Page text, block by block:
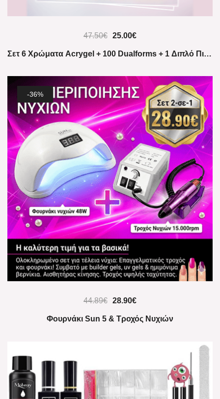
47.50€ 25.00€
Σετ 6 Χρώματα Acrygel + 100 Dualforms + 1 Διπλό Πινέλο
-36%
44.89€ 28.90€
Φουρνάκι Sun 5 & Τροχός Νυχιών